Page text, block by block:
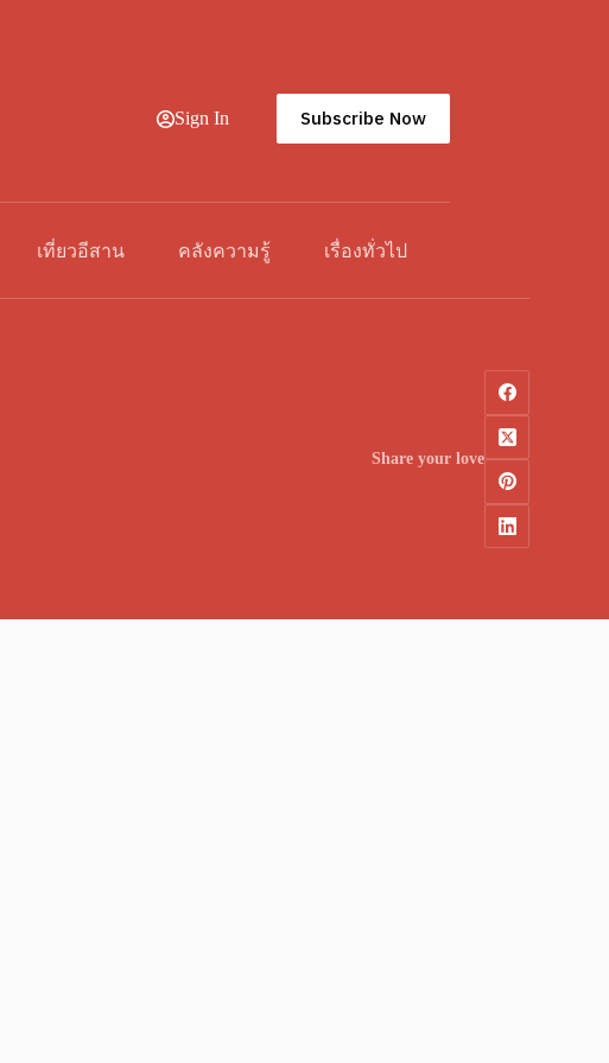
Sign In Subscribe Now
เที่ยวอีสาน คลังความรู้ เรื่องทั่วไป
Share your love